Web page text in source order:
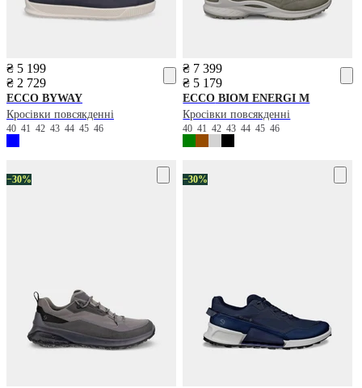
₴ 5 199
₴ 2 729
ECCO BYWAY
Кросівки повсякденні
40 41 42 43 44 45 46
₴ 7 399
₴ 5 179
ECCO BIOM ENERGI M
Кросівки повсякденні
40414243444546
−30% −30%